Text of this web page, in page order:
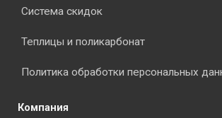
Система скидок
Теплицы и поликарбонат
Политика обработки персональных
Компания